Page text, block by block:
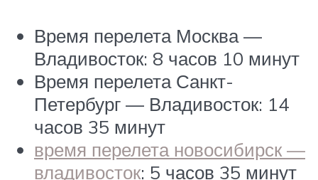
Время перелета Москва —
Владивосток: 8 часов 10 минут
Время перелета Санкт-
Петербург — Владивосток: 14
часов 35 минут
время перелета новосибирск —
владивосток: 5 часов 35 минут